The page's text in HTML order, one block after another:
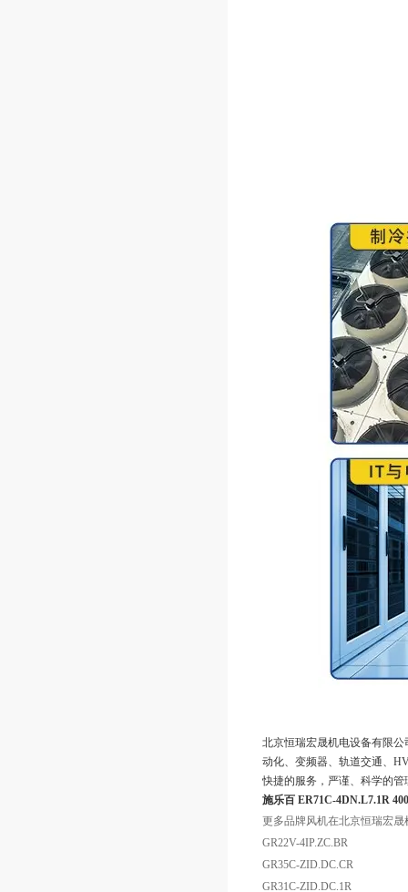
北京恒瑞宏晟机电设备有限
动化、变频器、轨道交通、
快捷的服务，严谨、科学的
施乐百 ER71C-4DN.L7.1R
更多品牌风机在北京恒瑞宏
GR22V-4IP.ZC.BR
GR35C-ZID.DC.CR
GR31C-ZID.DC.1R